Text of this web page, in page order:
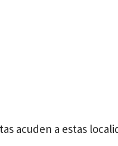
acuden a estas